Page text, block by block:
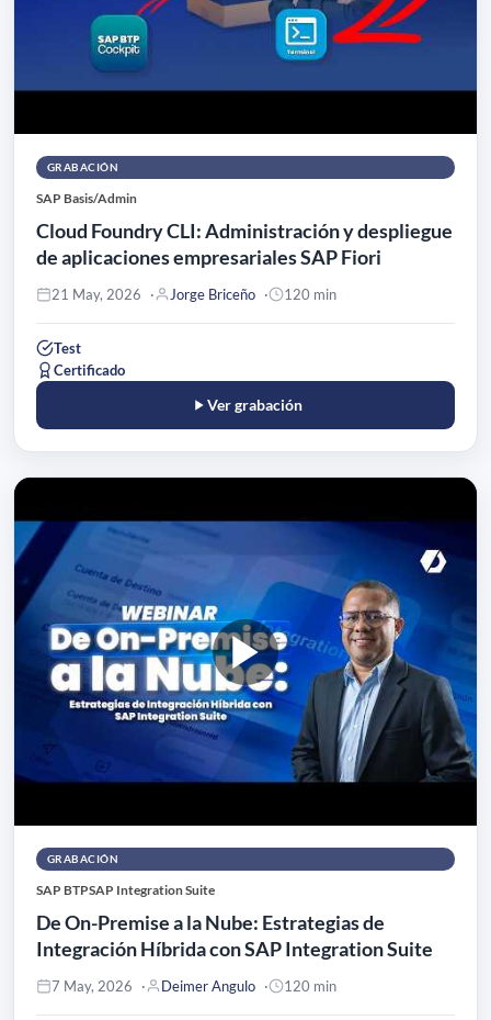
GRABACIÓN
SAP Basis/Admin
Cloud Foundry CLI: Administración y despliegue
de aplicaciones empresariales SAP Fiori
21 May, 2026 Jorge Briceño 120 min
Test
Certificado
Ver grabación
GRABACIÓN
SAP BTPSAP Integration Suite
De On-Premise a la Nube: Estrategias de
Integración Híbrida con SAP Integration Suite
7 May, 2026 Deimer Angulo 120 min